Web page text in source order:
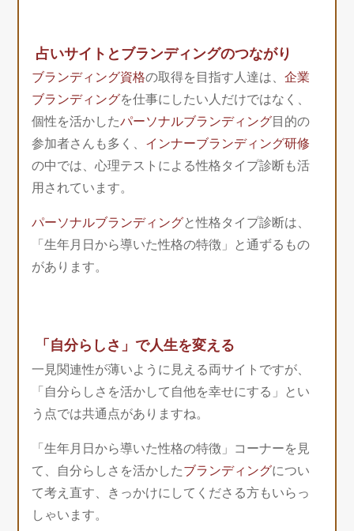
占いサイトとブランディングのつながり
ブランディング資格の取得を目指す人達は、企業
ブランディングを仕事にしたい人だけではなく、
個性を活かしたパーソナルブランディング目的の
参加者さんも多く、 インナーブランディング研修
の中では、心理テストによる性格タイプ診断も活
用されています。
パーソナルブランディングと性格タイプ診断は、
「生年月日から導いた性格の特徴」と通ずるもの
があります。
「自分らしさ」で人生を変える
一見関連性が薄いように見える両サイトですが、
「自分らしさを活かして自他を幸せにする」とい
う点では共通点がありますね。
「生年月日から導いた性格の特徴」コーナーを見
て、自分らしさを活かしたブランディングについ
て考え直す、きっかけにしてくださる方もいらっ
しゃいます。